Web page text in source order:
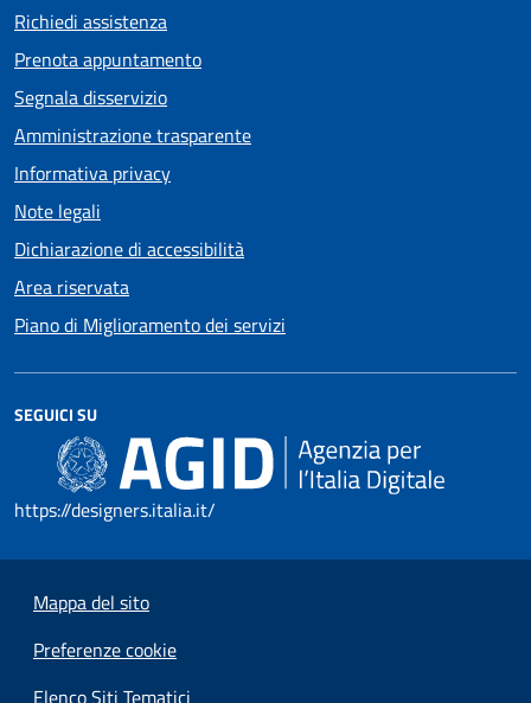
Richiedi assistenza
Prenota appuntamento
Segnala disservizio
Amministrazione trasparente
Informativa privacy
Note legali
Dichiarazione di accessibilità
Area riservata
Piano di Miglioramento dei servizi
SEGUICI SU
https://designers.italia.it/
Mappa del sito
Preferenze cookie